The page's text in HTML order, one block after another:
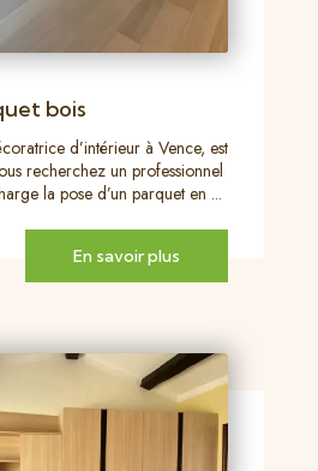
bois
d’intérieur à Vence, est
recherchez un professionnel
la pose d’un parquet en ...
En savoir plus